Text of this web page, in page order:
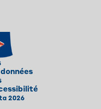
2026